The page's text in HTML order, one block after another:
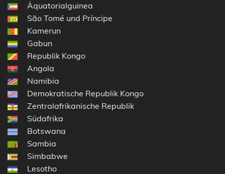
Äquatorialguinea
São Tomé und Príncipe
Kamerun
Gabun
Republik Kongo
Angola
Namibia
Demokratische Republik Kongo
Zentralafrikanische Republik
Südafrika
Botswana
Sambia
Simbabwe
Lesotho